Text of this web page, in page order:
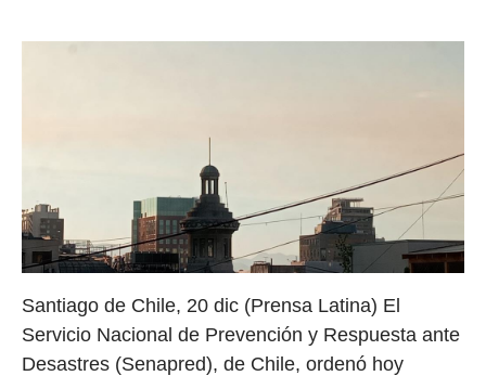
Santiago de Chile, 20 dic (Prensa Latina) El
Servicio Nacional de Prevención y Respuesta ante
Desastres (Senapred), de Chile, ordenó hoy